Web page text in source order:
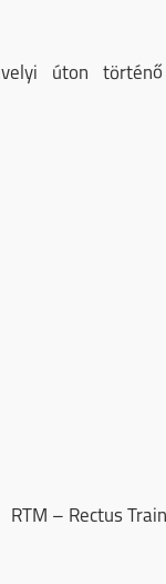
úton
RTM – Rectus